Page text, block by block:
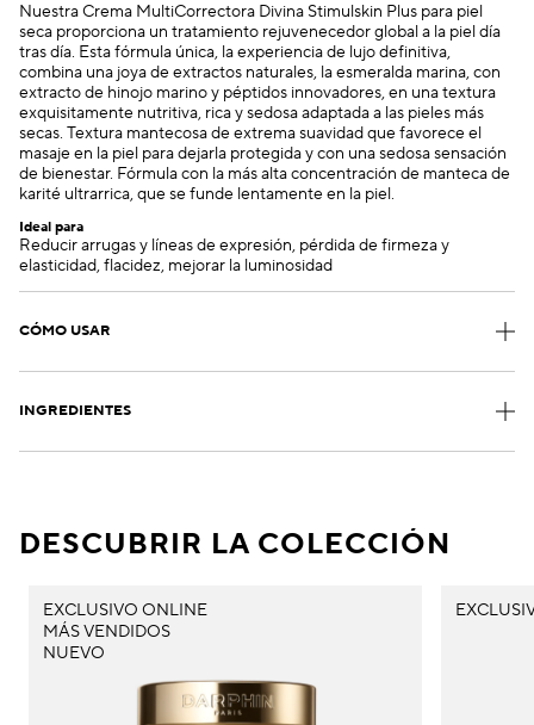
Nuestra Crema MultiCorrectora Divina Stimulskin Plus para piel
seca proporciona un tratamiento rejuvenecedor global a la piel día
tras día. Esta fórmula única, la experiencia de lujo definitiva,
combina una joya de extractos naturales, la esmeralda marina, con
extracto de hinojo marino y péptidos innovadores, en una textura
exquisitamente nutritiva, rica y sedosa adaptada a las pieles más
secas. Textura mantecosa de extrema suavidad que favorece el
masaje en la piel para dejarla protegida y con una sedosa sensación
de bienestar. Fórmula con la más alta concentración de manteca de
karité ultrarrica, que se funde lentamente en la piel.
Ideal para
Reducir arrugas y líneas de expresión, pérdida de firmeza y
elasticidad, flacidez, mejorar la luminosidad
CÓMO USAR
INGREDIENTES
DESCUBRIR LA COLECCIÓN
EXCLUSIVO ONLINE
MÁS VENDIDOS
NUEVO